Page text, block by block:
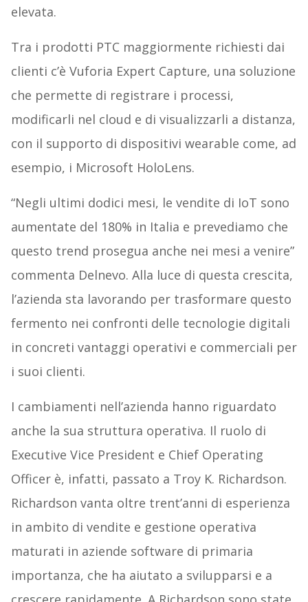
elevata.
Tra i prodotti PTC maggiormente richiesti dai
clienti c’è Vuforia Expert Capture, una soluzione
che permette di registrare i processi,
modificarli nel cloud e di visualizzarli a distanza,
con il supporto di dispositivi wearable come, ad
esempio, i Microsoft HoloLens.
“Negli ultimi dodici mesi, le vendite di IoT sono
aumentate del 180% in Italia e prevediamo che
questo trend prosegua anche nei mesi a venire”
commenta Delnevo. Alla luce di questa crescita,
l’azienda sta lavorando per trasformare questo
fermento nei confronti delle tecnologie digitali
in concreti vantaggi operativi e commerciali per
i suoi clienti.
I cambiamenti nell’azienda hanno riguardato
anche la sua struttura operativa. Il ruolo di
Executive Vice President e Chief Operating
Officer è, infatti, passato a Troy K. Richardson.
Richardson vanta oltre trent’anni di esperienza
in ambito di vendite e gestione operativa
maturati in aziende software di primaria
importanza, che ha aiutato a svilupparsi e a